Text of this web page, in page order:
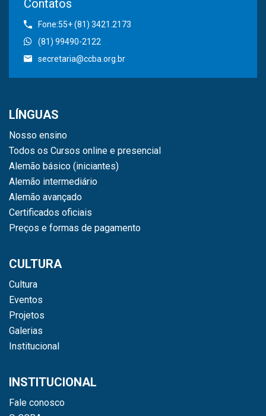
Contatos
Fone:55+ (81) 3421.2173
(81) 99490-2122
secretaria@ccba.org.br
LÍNGUAS
Nosso ensino
Todos os Cursos online e presencial
Alemão básico (iniciantes)
Alemão intermediário
Alemão avançado
Certificados oficiais
Preços e formas de pagamento
CULTURA
Cultura
Eventos
Projetos
Galerias
Institucional
INSTITUCIONAL
Fale conosco